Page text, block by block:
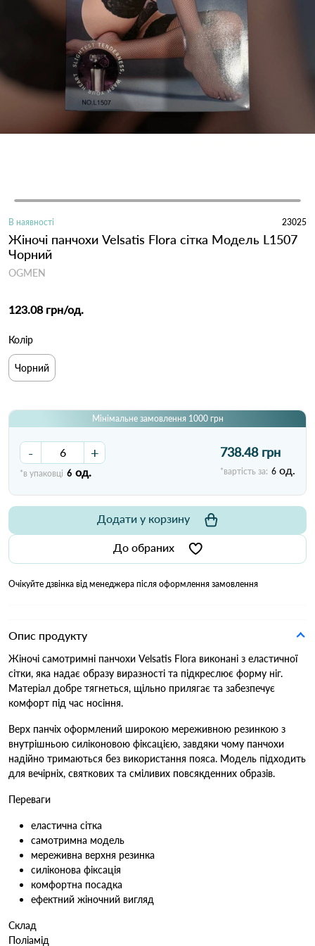
В наявності 23025
Жіночі панчохи Velsatis Flora сітка Модель L1507
Чорний
OGMEN
123.08 грн/од.
Колір
Чорний
Мінімальне замовлення 1000 грн
- +
*в упаковці 6 од.
738.48 грн
*вартість за: 6 од.
До обраних
Додати у корзину
Очікуйте дзвінка від менеджера після оформлення замовлення
Опис продукту
Жіночі самотримні панчохи Velsatis Flora виконані з еластичної
сітки, яка надає образу виразності та підкреслює форму ніг.
Матеріал добре тягнеться, щільно прилягає та забезпечує
комфорт під час носіння.
Верх панчіх оформлений широкою мереживною резинкою з
внутрішньою силіконовою фіксацією, завдяки чому панчохи
надійно тримаються без використання пояса. Модель підходить
для вечірніх, святкових та сміливих повсякденних образів.
Переваги
еластична сітка
самотримна модель
мереживна верхня резинка
силіконова фіксація
комфортна посадка
ефектний жіночний вигляд
Склад
Поліамід